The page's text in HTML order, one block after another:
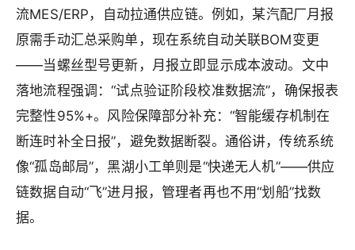
流MES/ERP，自动拉通供应链。例如，某汽配厂月报
原需手动汇总采购单，现在系统自动关联BOM变更
——当螺丝型号更新，月报立即显示成本波动。文中
落地流程强调：“试点验证阶段校准数据流”，确保报表
完整性95%+。风险保障部分补充：“智能缓存机制在
断连时补全日报”，避免数据断裂。通俗讲，传统系统
像“孤岛邮局”，黑湖小工单则是“快递无人机”——供应
链数据自动“飞”进月报，管理者再也不用“划船”找数
据。